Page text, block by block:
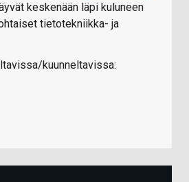
keskenään läpi kuluneen
tietotekniikka- ja
kuunneltavissa: